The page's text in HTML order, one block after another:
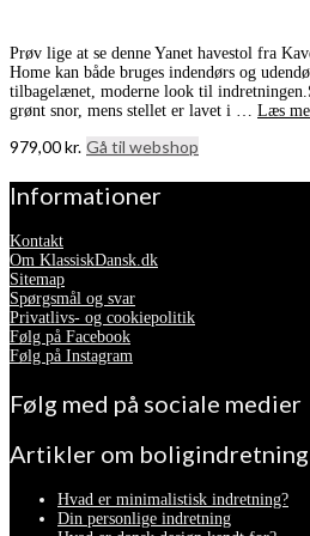
Prøv lige at se denne Yanet havestol fra
Home kan både bruges indendørs og
tilbagelænet, moderne look til
grønt snor, mens stellet er lavet i … Læs
979,00kr. Gå til webshop
Informationer
Kontakt
Om KlassiskDansk.dk
Sitemap
Spørgsmål og svar
Privatlivs- og cookiepolitik
Følg på Facebook
Følg på Instagram
Følg med på sociale medier
Artikler om boligindretning
Hvad er minimalistisk indretning?
Din personlige indretning